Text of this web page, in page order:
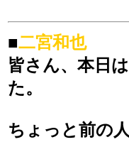
■二宮和也
皆さん、本日
た。
ちょっと前の